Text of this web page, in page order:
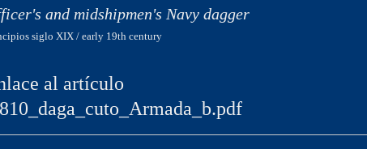
and midshipmen's Navy dagger
siglo XIX / early 19th century
al artículo